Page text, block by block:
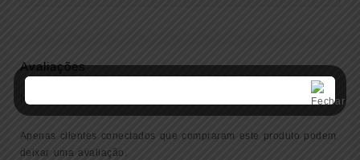
Avaliações
Não há avaliações ainda.
Apenas clientes conectados que compraram este produto podem
deixar uma avaliação.